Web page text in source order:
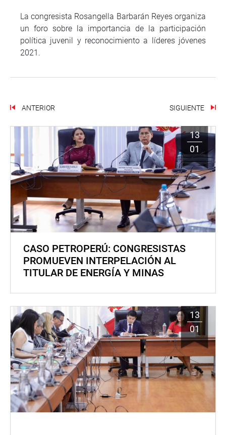
La congresista Rosangella Barbarán Reyes organiza
un foro sobre la importancia de la participación
política juvenil y reconocimiento a líderes jóvenes
2021.
ANTERIOR SIGUIENTE
13
01
CASO PETROPERÚ: CONGRESISTAS
PROMUEVEN INTERPELACIÓN AL
TITULAR DE ENERGÍA Y MINAS
13
01